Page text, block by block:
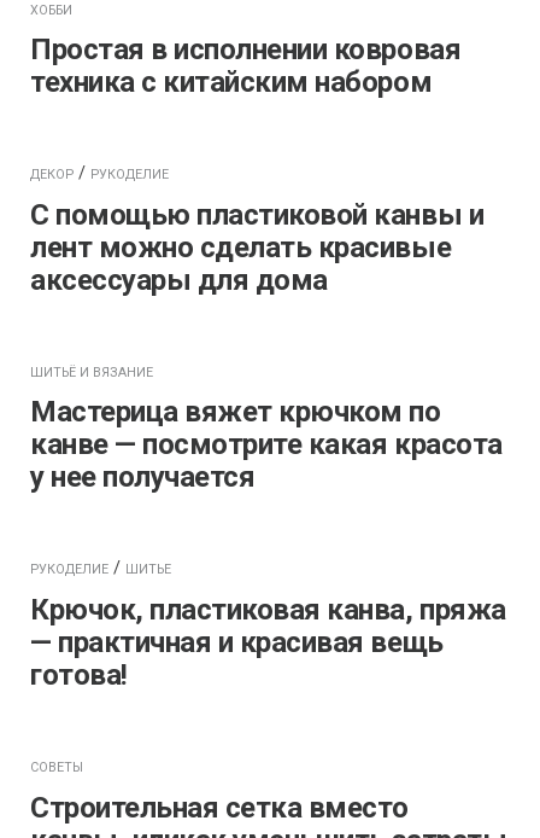
ХОББИ
Простая в исполнении ковровая
техника с китайским набором
ДЕКОР / РУКОДЕЛИЕ
С помощью пластиковой канвы и
лент можно сделать красивые
аксессуары для дома
ШИТЬЁ И ВЯЗАНИЕ
Мастерица вяжет крючком по
канве — посмотрите какая красота
у нее получается
РУКОДЕЛИЕ / ШИТЬЕ
Крючок, пластиковая канва, пряжа
— практичная и красивая вещь
готова!
СОВЕТЫ
Строительная сетка вместо